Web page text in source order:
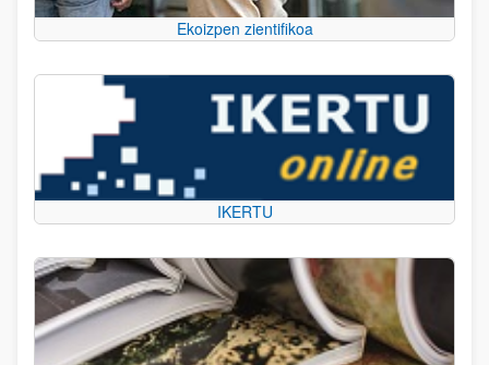
Ekoizpen zientifikoa
IKERTU